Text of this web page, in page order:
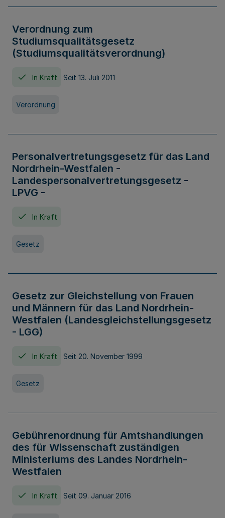
Verordnung zum
Studiumsqualitätsgesetz
(Studiumsqualitätsverordnung)
In Kraft Seit 13. Juli 2011
Verordnung
Personalvertretungsgesetz für das Land
Nordrhein-Westfalen -
Landespersonalvertretungsgesetz -
LPVG -
In Kraft
Gesetz
Gesetz zur Gleichstellung von Frauen
und Männern für das Land Nordrhein-
Westfalen (Landesgleichstellungsgesetz
- LGG)
In Kraft Seit 20. November 1999
Gesetz
Gebührenordnung für Amtshandlungen
des für Wissenschaft zuständigen
Ministeriums des Landes Nordrhein-
Westfalen
In Kraft Seit 09. Januar 2016